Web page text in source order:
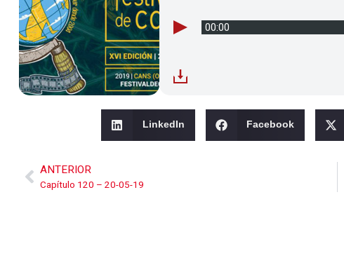
00:00
LinkedIn Facebook
ANTERIOR
Capítulo 120 – 20-05-19